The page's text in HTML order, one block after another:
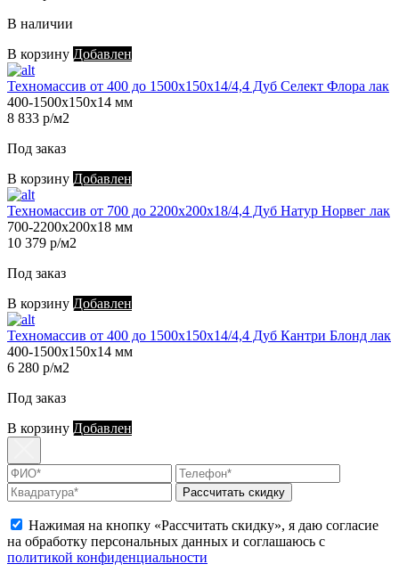
В наличии
В корзину Добавлен
Техномассив от 400 до 1500х150х14/4,4 Дуб Селект Флора лак
400-1500х150х14 мм
8 833 р/м2
Под заказ
В корзину Добавлен
Техномассив от 700 до 2200х200х18/4,4 Дуб Натур Норвег лак
700-2200х200х18 мм
10 379 р/м2
Под заказ
В корзину Добавлен
Техномассив от 400 до 1500х150х14/4,4 Дуб Кантри Блонд лак
400-1500х150х14 мм
6 280 р/м2
Под заказ
В корзину Добавлен
Рассчитать скидку
Нажимая на кнопку «Рассчитать скидку», я даю согласие
на обработку персональных данных и соглашаюсь с
политикой конфиденциальности